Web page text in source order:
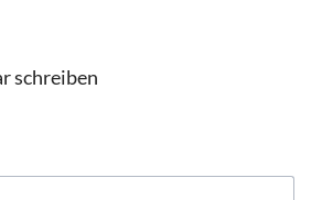
schreiben